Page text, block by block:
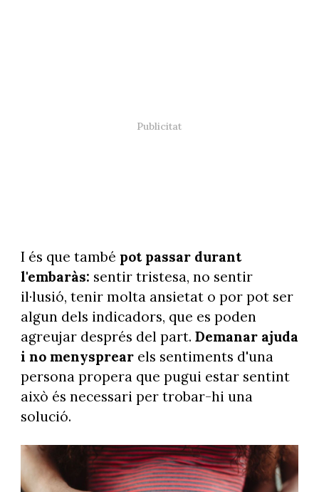
I és que també pot passar durant
l'embaràs: sentir tristesa, no sentir
il·lusió, tenir molta ansietat o por pot ser
algun dels indicadors, que es poden
agreujar després del part. Demanar ajuda
i no menysprearels sentiments d'una
persona propera que pugui estar sentint
això és necessari per trobar-hi una
solució.